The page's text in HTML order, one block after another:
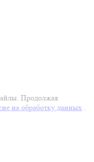
Продолжая
на обработку данных .